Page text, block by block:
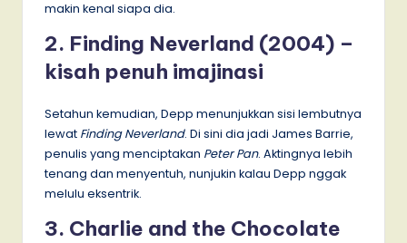
makin kenal siapa dia.
2. Finding Neverland (2004) –
kisah penuh imajinasi
Setahun kemudian, Depp menunjukkan sisi lembutnya
lewat Finding Neverland. Di sini dia jadi James Barrie,
penulis yang menciptakan Peter Pan. Aktingnya lebih
tenang dan menyentuh, nunjukin kalau Depp nggak
melulu eksentrik.
3. Charlie and the Chocolate